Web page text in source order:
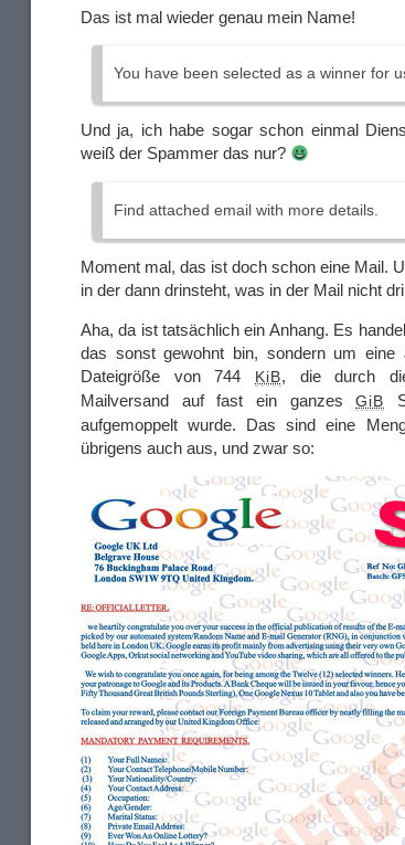
Das ist mal wieder genau mein Name!
You have been selected as a winner for
Und ja, ich habe sogar schon einmal
weiß der Spammer das nur?
Find attached email with more details.
Moment mal, das ist doch schon eine Mail.
in der dann drinsteht, was in der Mail nicht
Aha, da ist tatsächlich ein Anhang. Es
das sonst gewohnt bin, sondern um eine
Dateigröße von 744
KiB, die durch
Mailversand auf fast ein ganzesGiB
aufgemoppelt wurde. Das sind eine
übrigens auch aus, und zwar so: